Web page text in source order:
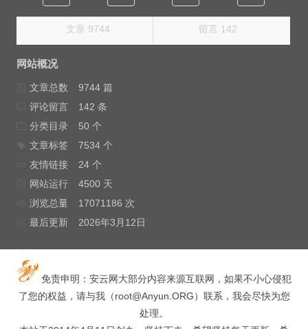
文章 9744 留言 142
网站概况
文章总数
9744 篇
评论留言
142 条
分类目录
50 个
文章标签
7534 个
友情链接
24 个
网站运行
4500 天
浏览总量
17071186 次
最后更新
2026年3月12日
免责申明：安云网大部分内容来源互联网，如果不小心侵犯
了您的权益，请与我（root@Anyun.ORG）联系，我会尽快为您
处理。